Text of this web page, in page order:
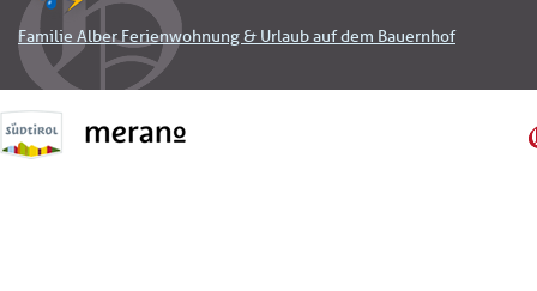
Familie Alber Ferienwohnung & Urlaub auf dem Bauernhof